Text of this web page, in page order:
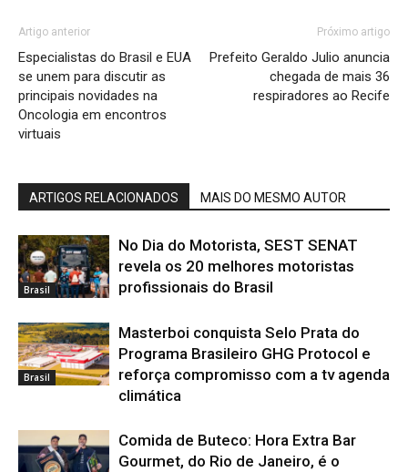
Artigo anterior
Especialistas do Brasil e EUA
se unem para discutir as
principais novidades na
Oncologia em encontros
virtuais
Próximo artigo
Prefeito Geraldo Julio anuncia
chegada de mais 36
respiradores ao Recife
ARTIGOS RELACIONADOS MAIS DO MESMO AUTOR
Brasil
No Dia do Motorista, SEST SENAT
revela os 20 melhores motoristas
profissionais do Brasil
Brasil
Masterboi conquista Selo Prata do
Programa Brasileiro GHG Protocol e
reforça compromisso com a tv agenda
climática
Comida de Buteco: Hora Extra Bar
Gourmet, do Rio de Janeiro, é o